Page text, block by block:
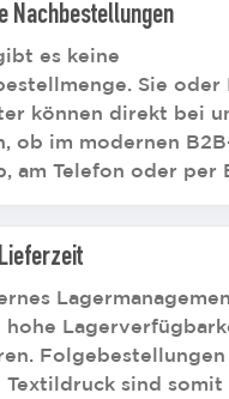
Nachbestellungen
es keine
Sie oder
können direkt bei
ob im modernen
am Telefon oder per
hohe
Folgebestellungen
Textildruck sind somit